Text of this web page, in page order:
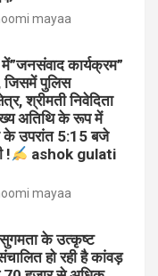
mayaa
में”जनसंवाद कार्यक्रम”
जिसमें पुलिस
श्रीमती निवेदिता
अतिथि के रूप में
के उपरांत 5:15 बजे
!
ashok gulati
mayaa
सुगमता के उत्कृष्ट
हो रही है कांवड़